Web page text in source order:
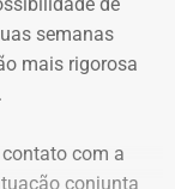
semanas
mais rigorosa
com a
conjunta